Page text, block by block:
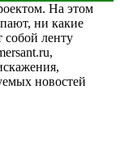
На этом
ни какие
собой ленту
новостей